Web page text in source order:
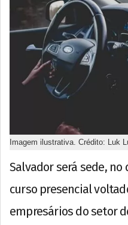
Imagem ilustrativa. Crédito: Luk
Salvador será sede, no
curso presencial
empresários do setor